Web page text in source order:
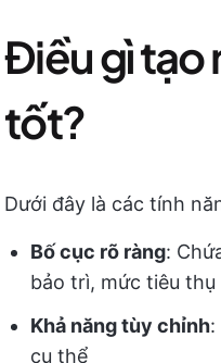
Điều gì tạo
tốt?
Dưới đây là các tính
Bố cục rõ ràng:
bảo trì, mức tiêu
Khả năng tùy chỉnh:
cụ thể